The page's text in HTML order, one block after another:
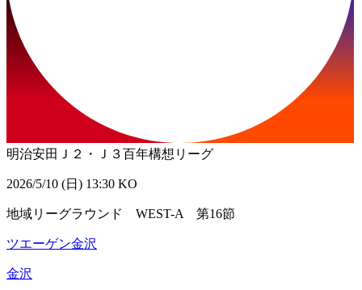
明治安田Ｊ２・Ｊ３百年構想リーグ
2026/5/10 (日) 13:30 KO
地域リーグラウンド WEST-A 第16節
ツエーゲン金沢
金沢